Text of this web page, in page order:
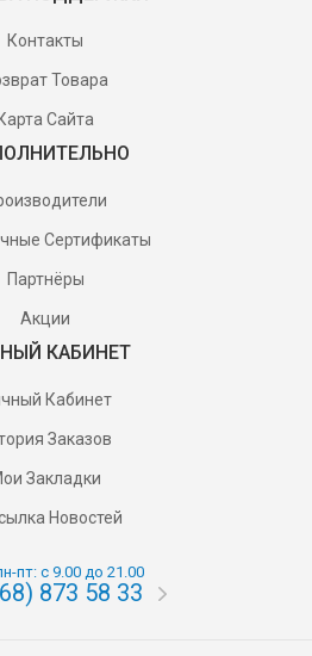
Контакты
Товара
Карта Сайта
Сертификаты
Партнёры
Акции
КАБИНЕТ
Кабинет
Заказов
Закладки
Новостей
пт: с 9.00 до 21.00
873 58 33